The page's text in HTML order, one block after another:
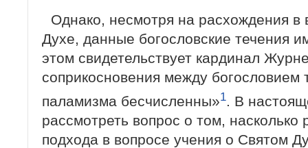
Однако, несмотря на расхождения в
Духе, данные богословские течения
этом свидетельствует кардинал
соприкосновения между богословием
паламизма бесчисленны»1. В
рассмотреть вопрос о том, насколько
подхода в вопросе учения о Святом